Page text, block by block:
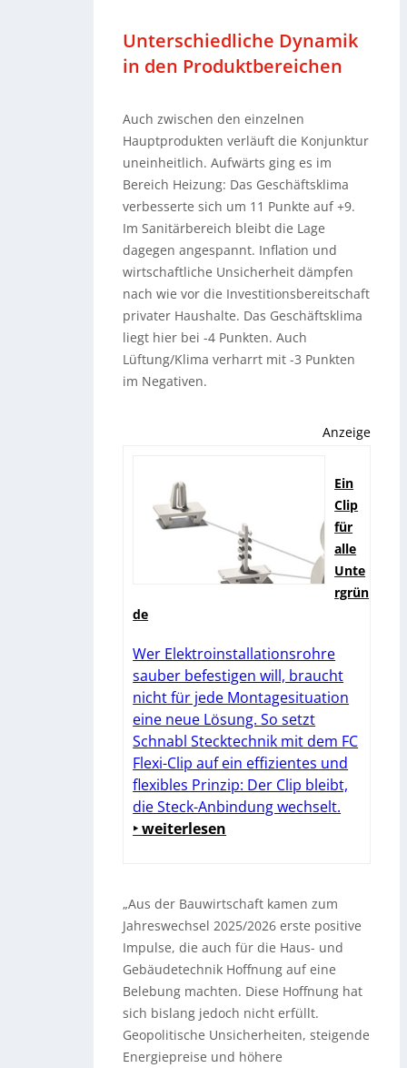
Unterschiedliche Dynamik
in den Produktbereichen
Auch zwischen den einzelnen
Hauptprodukten verläuft die Konjunktur
uneinheitlich. Aufwärts ging es im
Bereich Heizung: Das Geschäftsklima
verbesserte sich um 11 Punkte auf +9.
Im Sanitärbereich bleibt die Lage
dagegen angespannt. Inflation und
wirtschaftliche Unsicherheit dämpfen
nach wie vor die Investitionsbereitschaft
privater Haushalte. Das Geschäftsklima
liegt hier bei -4 Punkten. Auch
Lüftung/Klima verharrt mit -3 Punkten
im Negativen.
Anzeige
Ein
Clip
für
alle
Unte
rgrün
de
Wer Elektroinstallationsrohre
sauber befestigen will, braucht
nicht für jede Montagesituation
eine neue Lösung. So setzt
Schnabl Stecktechnik mit dem FC
Flexi-Clip auf ein effizientes und
flexibles Prinzip: Der Clip bleibt,
die Steck-Anbindung wechselt.
‣ weiterlesen
„Aus der Bauwirtschaft kamen zum
Jahreswechsel 2025/2026 erste positive
Impulse, die auch für die Haus- und
Gebäudetechnik Hoffnung auf eine
Belebung machten. Diese Hoffnung hat
sich bislang jedoch nicht erfüllt.
Geopolitische Unsicherheiten, steigende
Energiepreise und höhere